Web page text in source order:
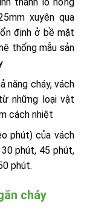
xuyên qua
định ở bề mặt
thống mẫu sản
năng cháy, vách
những loại vật
cách nhiệt
phút) của vách
phút, 45 phút,
phút.
cháy